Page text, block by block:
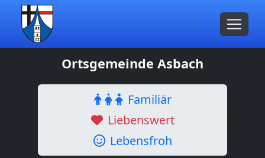
Ortsgemeinde Asbach
Familiär
Liebenswert
Lebensfroh